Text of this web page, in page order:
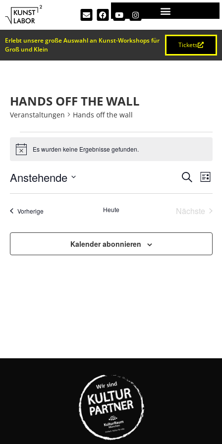
Erlebt unsere große Auswahl an Kunst-Workshops für
Groß und Klein
Tickets
HANDS OFF THE WALL
Veranstaltungen Hands off the wall
HinweisEs wurden keine Ergebnisse gefunden.
UND
SucheListe
Anstehende
wählen.
VorherigeVeranstaltungen Heute Nächste
Kalender abonnieren